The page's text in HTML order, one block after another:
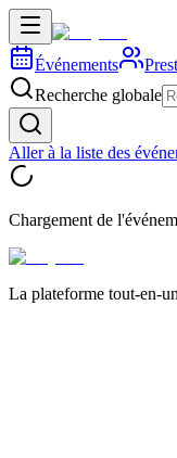
Événements
Recherche globale
Aller à la liste des
Chargement de
La plateforme tout-en-